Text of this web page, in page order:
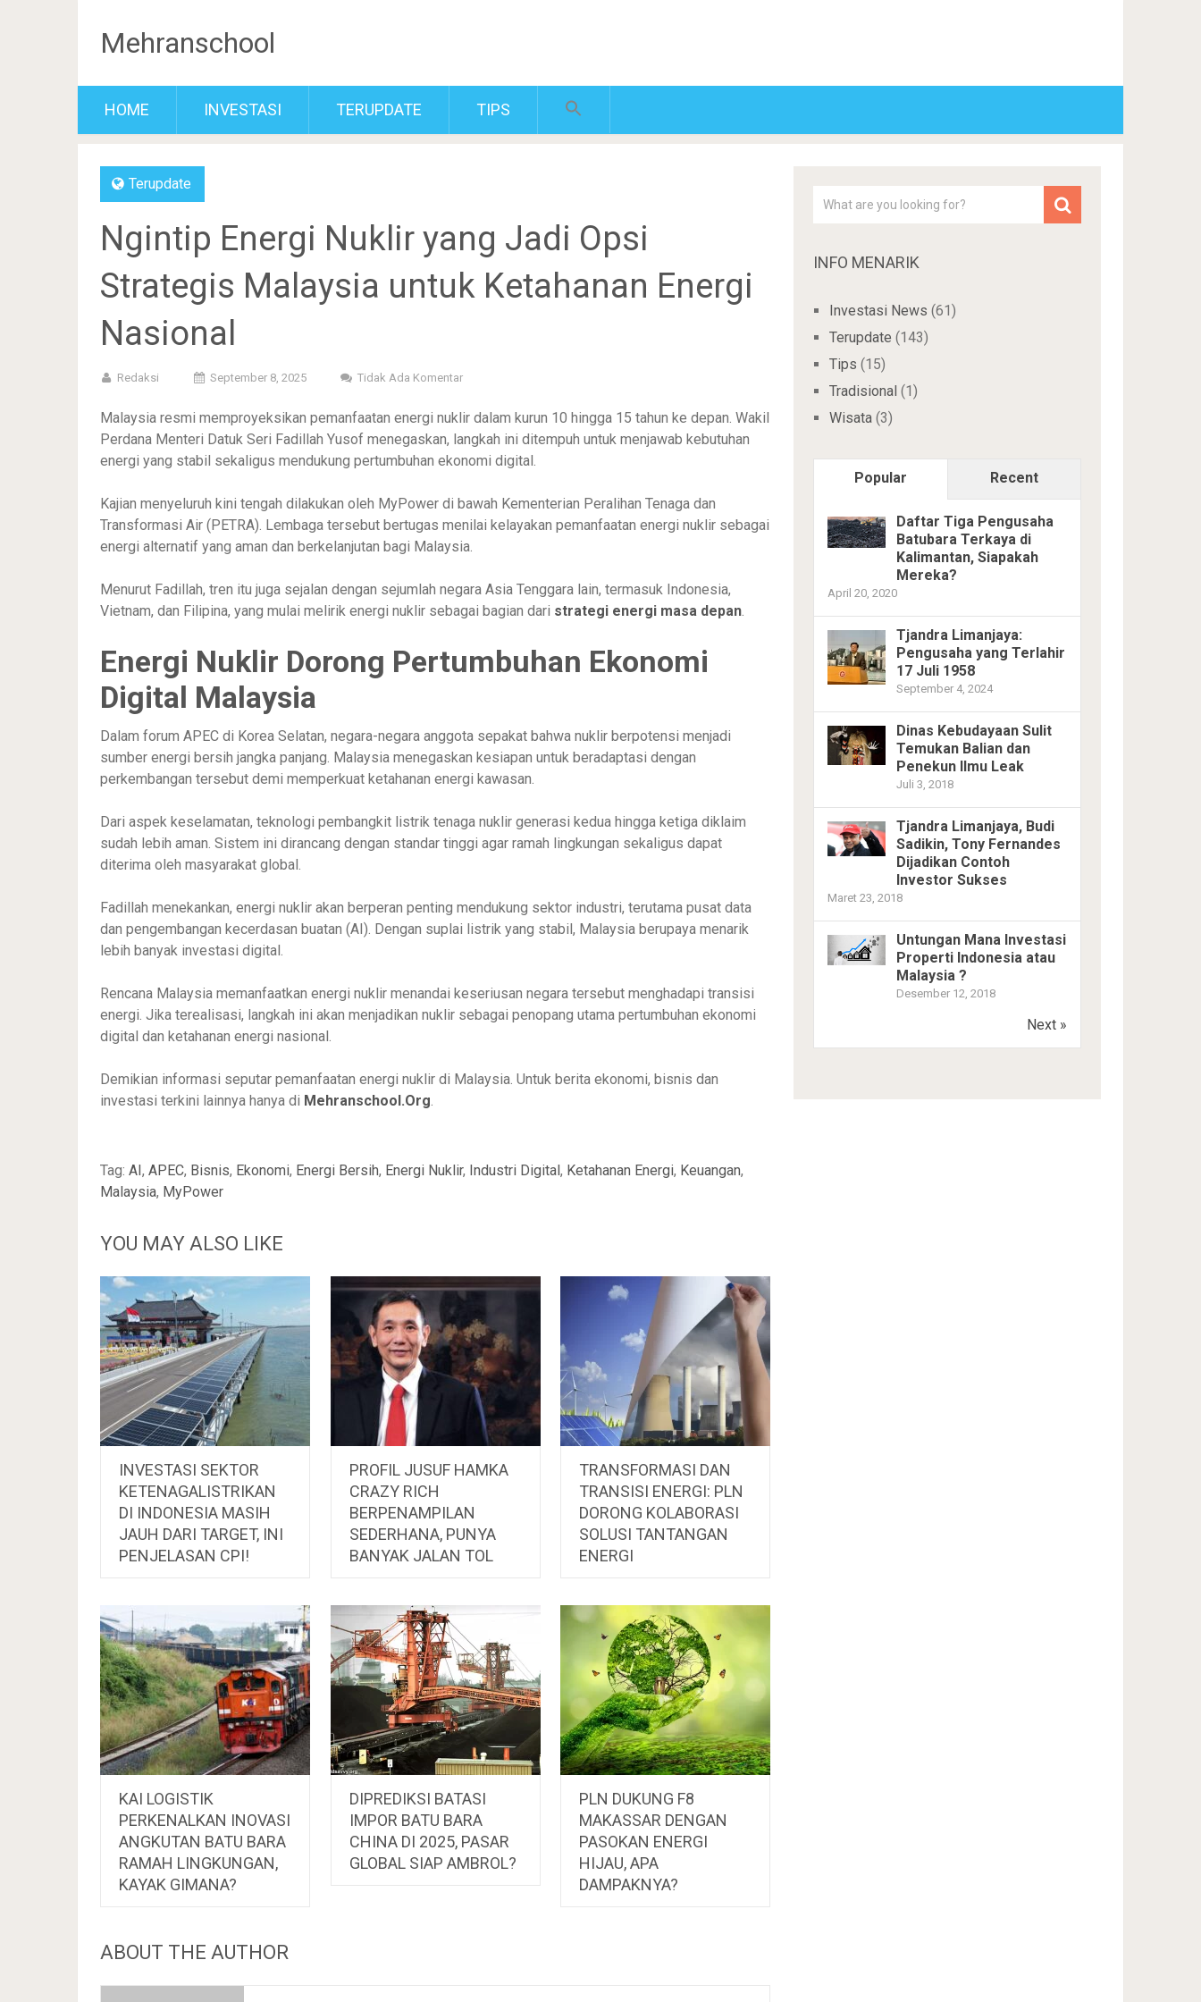
Mehranschool
HOME INVESTASI TERUPDATE TIPS
Terupdate
Ngintip Energi Nuklir yang Jadi Opsi
Strategis Malaysia untuk Ketahanan Energi
Nasional
Redaksi September 8, 2025 Tidak Ada Komentar
Malaysia resmi memproyeksikan pemanfaatan energi nuklir dalam kurun 10 hingga 15 tahun ke depan. Wakil
Perdana Menteri Datuk Seri Fadillah Yusof menegaskan, langkah ini ditempuh untuk menjawab kebutuhan
energi yang stabil sekaligus mendukung pertumbuhan ekonomi digital.
Kajian menyeluruh kini tengah dilakukan oleh MyPower di bawah Kementerian Peralihan Tenaga dan
Transformasi Air (PETRA). Lembaga tersebut bertugas menilai kelayakan pemanfaatan energi nuklir sebagai
energi alternatif yang aman dan berkelanjutan bagi Malaysia.
Menurut Fadillah, tren itu juga sejalan dengan sejumlah negara Asia Tenggara lain, termasuk Indonesia,
Vietnam, dan Filipina, yang mulai melirik energi nuklir sebagai bagian dari strategi energi masa depan.
Energi Nuklir Dorong Pertumbuhan Ekonomi
Digital Malaysia
Dalam forum APEC di Korea Selatan, negara-negara anggota sepakat bahwa nuklir berpotensi menjadi
sumber energi bersih jangka panjang. Malaysia menegaskan kesiapan untuk beradaptasi dengan
perkembangan tersebut demi memperkuat ketahanan energi kawasan.
Dari aspek keselamatan, teknologi pembangkit listrik tenaga nuklir generasi kedua hingga ketiga diklaim
sudah lebih aman. Sistem ini dirancang dengan standar tinggi agar ramah lingkungan sekaligus dapat
diterima oleh masyarakat global.
Fadillah menekankan, energi nuklir akan berperan penting mendukung sektor industri, terutama pusat data
dan pengembangan kecerdasan buatan (AI). Dengan suplai listrik yang stabil, Malaysia berupaya menarik
lebih banyak investasi digital.
Rencana Malaysia memanfaatkan energi nuklir menandai keseriusan negara tersebut menghadapi transisi
energi. Jika terealisasi, langkah ini akan menjadikan nuklir sebagai penopang utama pertumbuhan ekonomi
digital dan ketahanan energi nasional.
Demikian informasi seputar pemanfaatan energi nuklir di Malaysia. Untuk berita ekonomi, bisnis dan
investasi terkini lainnya hanya di Mehranschool.Org.
Tag: AI, APEC, Bisnis, Ekonomi, Energi Bersih, Energi Nuklir, Industri Digital, Ketahanan Energi, Keuangan,
Malaysia, MyPower
YOU MAY ALSO LIKE
INVESTASI SEKTOR
KETENAGALISTRIKAN
DI INDONESIA MASIH
JAUH DARI TARGET, INI
PENJELASAN CPI!
PROFIL JUSUF HAMKA
CRAZY RICH
BERPENAMPILAN
SEDERHANA, PUNYA
BANYAK JALAN TOL
TRANSFORMASI DAN
TRANSISI ENERGI: PLN
DORONG KOLABORASI
SOLUSI TANTANGAN
ENERGI
KAI LOGISTIK
PERKENALKAN INOVASI
ANGKUTAN BATU BARA
RAMAH LINGKUNGAN,
KAYAK GIMANA?
DIPREDIKSI BATASI
IMPOR BATU BARA
CHINA DI 2025, PASAR
GLOBAL SIAP AMBROL?
PLN DUKUNG F8
MAKASSAR DENGAN
PASOKAN ENERGI
HIJAU, APA
DAMPAKNYA?
ABOUT THE AUTHOR
INFO MENARIK
Investasi News (61)
Terupdate (143)
Tips (15)
Tradisional (1)
Wisata (3)
Popular Recent
Daftar Tiga Pengusaha
Batubara Terkaya di
Kalimantan, Siapakah
Mereka?
April 20, 2020
Tjandra Limanjaya:
Pengusaha yang Terlahir
17 Juli 1958
September 4, 2024
Dinas Kebudayaan Sulit
Temukan Balian dan
Penekun Ilmu Leak
Juli 3, 2018
Tjandra Limanjaya, Budi
Sadikin, Tony Fernandes
Dijadikan Contoh
Investor Sukses
Maret 23, 2018
Untungan Mana Investasi
Properti Indonesia atau
Malaysia ?
Desember 12, 2018
Next »